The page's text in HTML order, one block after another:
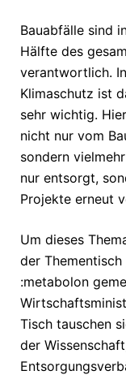
Bauabfälle sind
Hälfte des
verantwortlich.
Klimaschutz ist
sehr wichtig.
nicht nur vom
sondern
nur entsorgt,
Projekte erneut
Um dieses
der Thementisch
:metabolon
Tisch tauschen
der